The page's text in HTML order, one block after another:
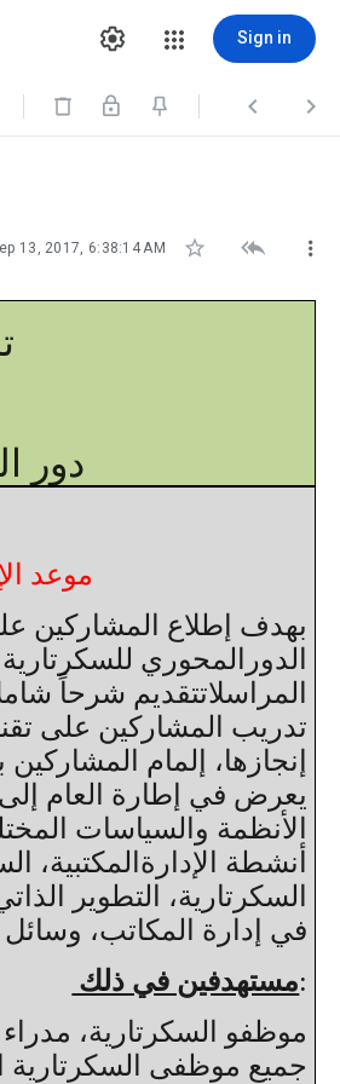
Sign in
  
13, 2017, 6:38:14 AM   
دور
موعد الإنعقاد
بهدف إطلاع المشاركين
الدورالمحوري
المراسلاتتقديم شرحاً
تدريب المشاركين على
إنجازها، إلمام
يعرض في إطارة العام إلى
الأنظمة والسياسات
أنشطة
السكرتارية، التطوير
في إدارة المكاتب،
مستهدفين في ذلك:
موظفو السكرتارية،
جميع موظفى السكرتارية